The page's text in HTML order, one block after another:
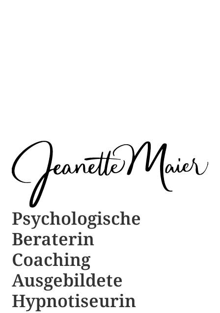
Psychologische ​​
Beraterin
Coaching
Ausgebildete​ ​
Hypnotiseurin